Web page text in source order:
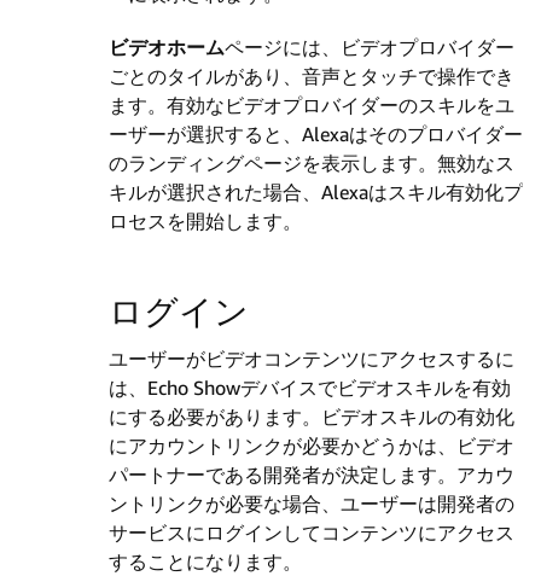
ビデオホームページには、ビデオプロバイダー
ごとのタイルがあり、音声とタッチで操作でき
ます。有効なビデオプロバイダーのスキルをユ
ーザーが選択すると、Alexaはそのプロバイダー
のランディングページを表示します。無効なス
キルが選択された場合、Alexaはスキル有効化プ
ロセスを開始します。
ログイン
ユーザーがビデオコンテンツにアクセスするに
は、Echo Showデバイスでビデオスキルを有効
にする必要があります。ビデオスキルの有効化
にアカウントリンクが必要かどうかは、ビデオ
パートナーである開発者が決定します。アカウ
ントリンクが必要な場合、ユーザーは開発者の
サービスにログインしてコンテンツにアクセス
することになります。